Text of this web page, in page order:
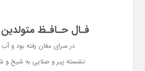
فـال حـافـظ
در سرای مغان رفته بود و آب
نشسته پیر و صلایی به شیخ و